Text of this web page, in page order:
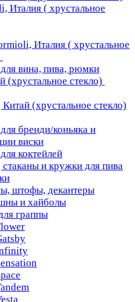
Италия ( хрустальное
Италия ( хрустальное
вина, пива, рюмки
(хрустальное стекло)
(хрустальное стекло)
бренди/коньяка и
виски
коктейлей
и кружки для пива
штофы, декантеры
и хайболы
граппы